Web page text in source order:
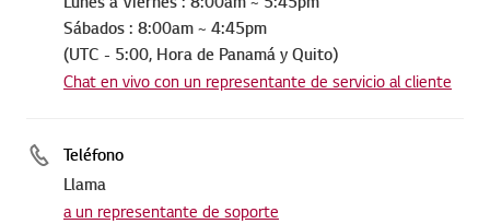
Sábados : 8:00am ~ 4:45pm
(UTC - 5:00, Hora de Panamá y Quito)
Chat en vivo con un representante de servicio al cliente
Teléfono
Llama
a un representante de soporte